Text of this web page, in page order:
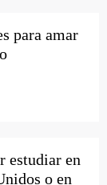
para amar
estudiar en
o en